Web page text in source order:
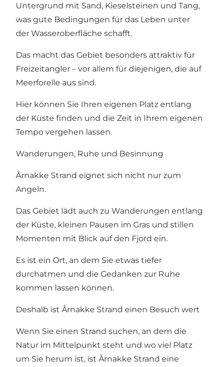
Untergrund mit Sand, Kieselsteinen und Tang,
was gute Bedingungen für das Leben unter
der Wasseroberfläche schafft.
Das macht das Gebiet besonders attraktiv für
Freizeitangler – vor allem für diejenigen, die auf
Meerforelle aus sind.
Hier können Sie Ihren eigenen Platz entlang
der Küste finden und die Zeit in Ihrem eigenen
Tempo vergehen lassen.
Wanderungen, Ruhe und Besinnung
Årnakke Strand eignet sich nicht nur zum
Angeln.
Das Gebiet lädt auch zu Wanderungen entlang
der Küste, kleinen Pausen im Gras und stillen
Momenten mit Blick auf den Fjord ein.
Es ist ein Ort, an dem Sie etwas tiefer
durchatmen und die Gedanken zur Ruhe
kommen lassen können.
Deshalb ist Årnakke Strand einen Besuch wert
Wenn Sie einen Strand suchen, an dem die
Natur im Mittelpunkt steht und wo viel Platz
um Sie herum ist, ist Årnakke Strand eine